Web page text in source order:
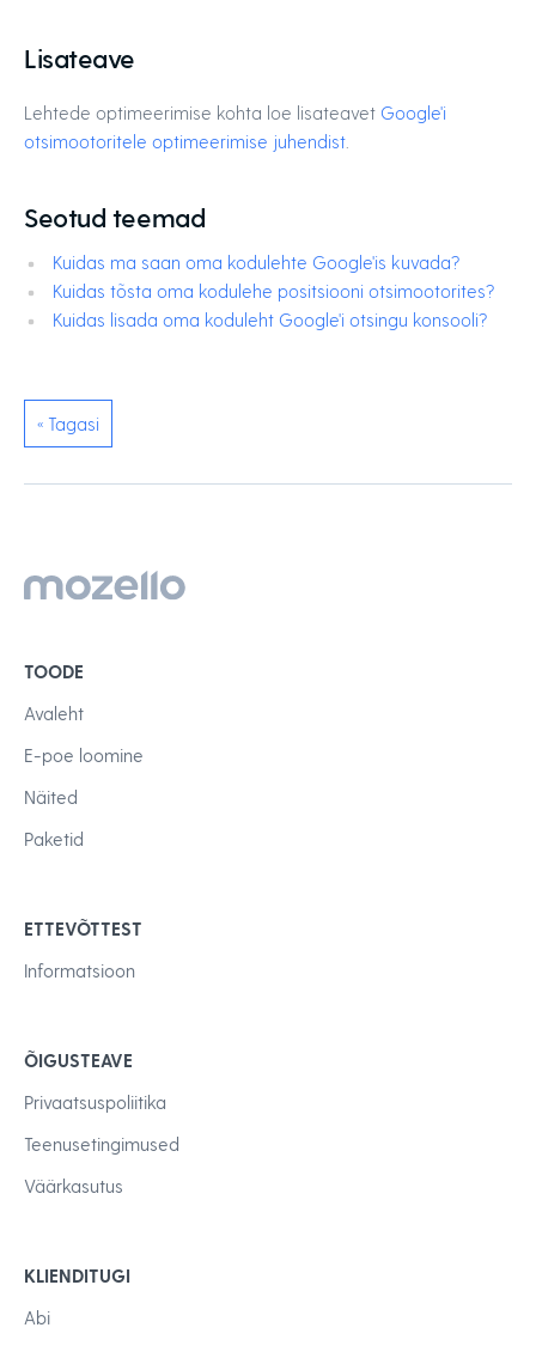
Lisateave
Lehtede optimeerimise kohta loe lisateavet Google'i
otsimootoritele optimeerimise juhendist
Seotud teemad
Kuidas ma saan oma kodulehte Google'is kuvada?
Kuidas tõsta oma kodulehe positsiooni otsimootorites?
Kuidas lisada oma koduleht Google'i otsingu konsooli?
« Tagasi
TOODE
Avaleht
E-poe loomine
Näited
Paketid
ETTEVÕTTEST
Informatsioon
ÕIGUSTEAVE
Privaatsuspoliitika
Teenusetingimused
Väärkasutus
KLIENDITUGI
Abi